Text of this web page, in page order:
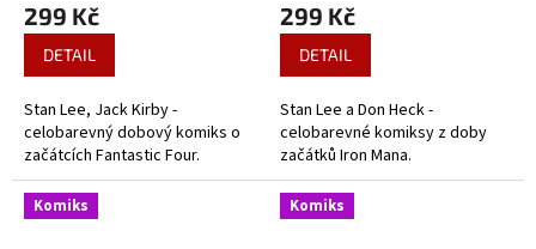
299 Kč
DETAIL
Stan Lee, Jack Kirby -
celobarevný dobový komiks o
začátcích Fantastic Four.
299 Kč
DETAIL
Stan Lee a Don Heck -
celobarevné komiksy z doby
začátků Iron Mana.
Komiks Komiks